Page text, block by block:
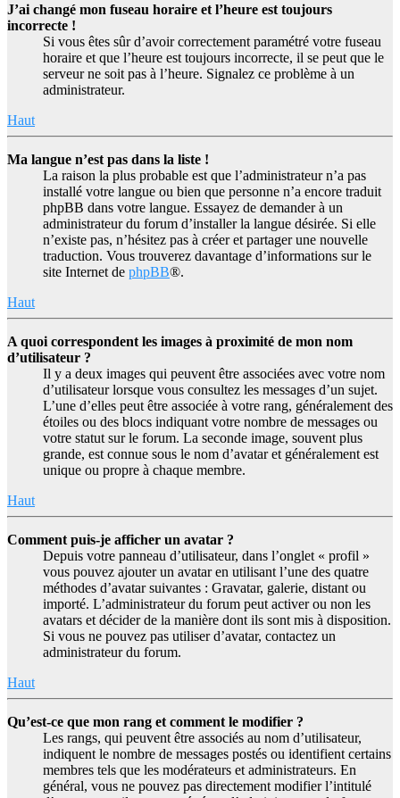
J’ai changé mon fuseau horaire et l’heure est toujours
incorrecte !
Si vous êtes sûr d’avoir correctement paramétré votre fuseau
horaire et que l’heure est toujours incorrecte, il se peut que le
serveur ne soit pas à l’heure. Signalez ce problème à un
administrateur.
Haut
Ma langue n’est pas dans la liste !
La raison la plus probable est que l’administrateur n’a pas
installé votre langue ou bien que personne n’a encore traduit
phpBB dans votre langue. Essayez de demander à un
administrateur du forum d’installer la langue désirée. Si elle
n’existe pas, n’hésitez pas à créer et partager une nouvelle
traduction. Vous trouverez davantage d’informations sur le
site Internet de phpBB®.
Haut
A quoi correspondent les images à proximité de mon nom
d’utilisateur ?
Il y a deux images qui peuvent être associées avec votre nom
d’utilisateur lorsque vous consultez les messages d’un sujet.
L’une d’elles peut être associée à votre rang, généralement des
étoiles ou des blocs indiquant votre nombre de messages ou
votre statut sur le forum. La seconde image, souvent plus
grande, est connue sous le nom d’avatar et généralement est
unique ou propre à chaque membre.
Haut
Comment puis-je afficher un avatar ?
Depuis votre panneau d’utilisateur, dans l’onglet « profil »
vous pouvez ajouter un avatar en utilisant l’une des quatre
méthodes d’avatar suivantes : Gravatar, galerie, distant ou
importé. L’administrateur du forum peut activer ou non les
avatars et décider de la manière dont ils sont mis à disposition.
Si vous ne pouvez pas utiliser d’avatar, contactez un
administrateur du forum.
Haut
Qu’est-ce que mon rang et comment le modifier ?
Les rangs, qui peuvent être associés au nom d’utilisateur,
indiquent le nombre de messages postés ou identifient certains
membres tels que les modérateurs et administrateurs. En
général, vous ne pouvez pas directement modifier l’intitulé